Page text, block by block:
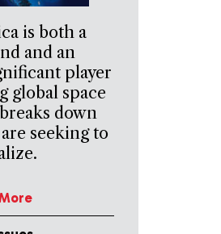
is both a
and an
player
global space
down
seeking to